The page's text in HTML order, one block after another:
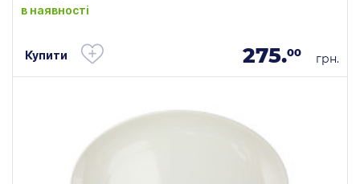
в наявності
Купити 275.00 грн.